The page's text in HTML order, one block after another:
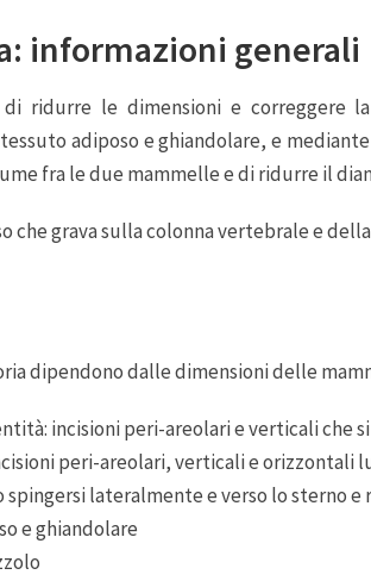
informazioni generali
di ridurre le dimensioni e correggere
adiposo e ghiandolare, e
fra le due mammelle e di ridurre il
che grava sulla colonna vertebrale e
dipendono dalle dimensioni delle
incisioni peri-areolari e verticali che
peri-areolari, verticali e orizzontali
spingersi lateralmente e verso lo sterno
e ghiandolare